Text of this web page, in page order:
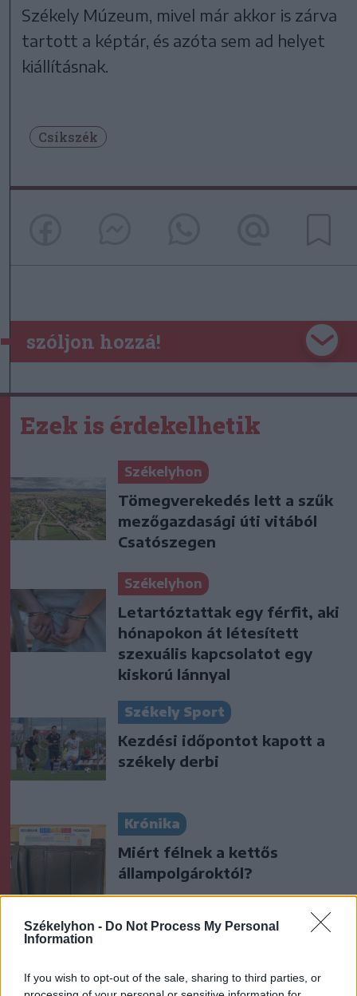
Székelyhon - Do Not Process My Personal
Information
If you wish to opt-out of the sale, sharing to third parties, or
Székely Múzeum, mivel már akkor is zárva
tartott a képtár, és azóta sem ad helyet
kiállításnak.
Csíkszék
szóljon hozzá!
Ezek is érdekelhetik
Székelyhon
Tömegverekedés lett a szűk
mezőgazdasági úti vitából
Csatószegen
Székelyhon
Letartóztattak egy férfit, aki
hónapokon át létesített
szexuális kapcsolatot egy
kiskorú lánnyal
Székely Sport
Kezdési időpontot kapott a
székely derbi
Krónika
Miért félnek a kettős
állampolgároktól?
Székely Sport
előnyből várja a visszavágót a